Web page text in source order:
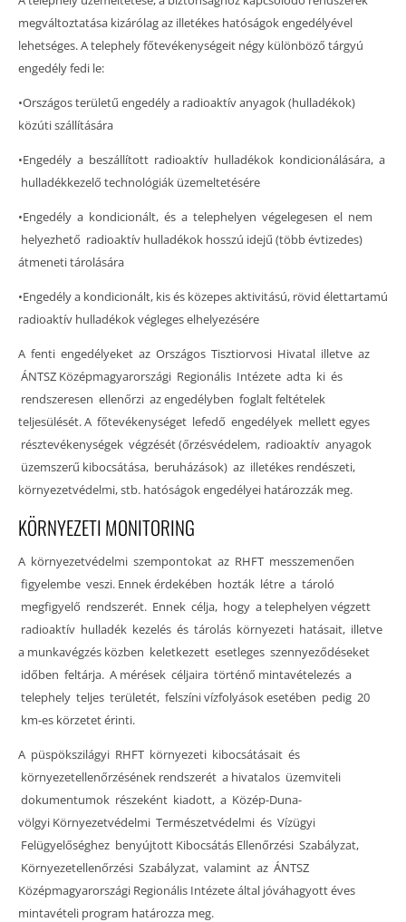
megváltoztatása kizárólag az illetékes hatóságok engedélyével
lehetséges. A telephely főtevékenységeit négy különböző tárgyú
engedély fedi le:
•Országos területű engedély a radioaktív anyagok (hulladékok)
közúti szállítására
•Engedély a beszállított radioaktív hulladékok kondicionálására, a
hulladékkezelő technológiák üzemeltetésére
•Engedély a kondicionált, és a telephelyen végelegesen el nem
helyezhető radioaktív hulladékok hosszú idejű (több évtizedes)
átmeneti tárolására
•Engedély a kondicionált, kis és közepes aktivitású, rövid élettartamú
radioaktív hulladékok végleges elhelyezésére
A fenti engedélyeket az Országos Tisztiorvosi Hivatal illetve az
ÁNTSZ Középmagyarországi Regionális Intézete adta ki és
rendszeresen ellenőrzi az engedélyben foglalt feltételek
teljesülését. A főtevékenységet lefedő engedélyek mellett egyes
résztevékenységek végzését (őrzésvédelem, radioaktív anyagok
üzemszerű kibocsátása, beruházások) az illetékes rendészeti,
környezetvédelmi, stb. hatóságok engedélyei határozzák meg.
KÖRNYEZETI MONITORING
A környezetvédelmi szempontokat az RHFT messzemenően
figyelembe veszi. Ennek érdekében hozták létre a tároló
megfigyelő rendszerét. Ennek célja, hogy a telephelyen végzett
radioaktív hulladék kezelés és tárolás környezeti hatásait, illetve
a munkavégzés közben keletkezett esetleges szennyeződéseket
időben feltárja. A mérések céljaira történő mintavételezés a
telephely teljes területét, felszíni vízfolyások esetében pedig 20
km-es körzetet érinti.
A püspökszilágyi RHFT környezeti kibocsátásait és
környezetellenőrzésének rendszerét a hivatalos üzemviteli
dokumentumok részeként kiadott, a Közép-Duna-
völgyi Környezetvédelmi Természetvédelmi és Vízügyi
Felügyelőséghez benyújtott Kibocsátás Ellenőrzési Szabályzat,
Környezetellenőrzési Szabályzat, valamint az ÁNTSZ
Középmagyarországi Regionális Intézete által jóváhagyott éves
mintavételi program határozza meg.